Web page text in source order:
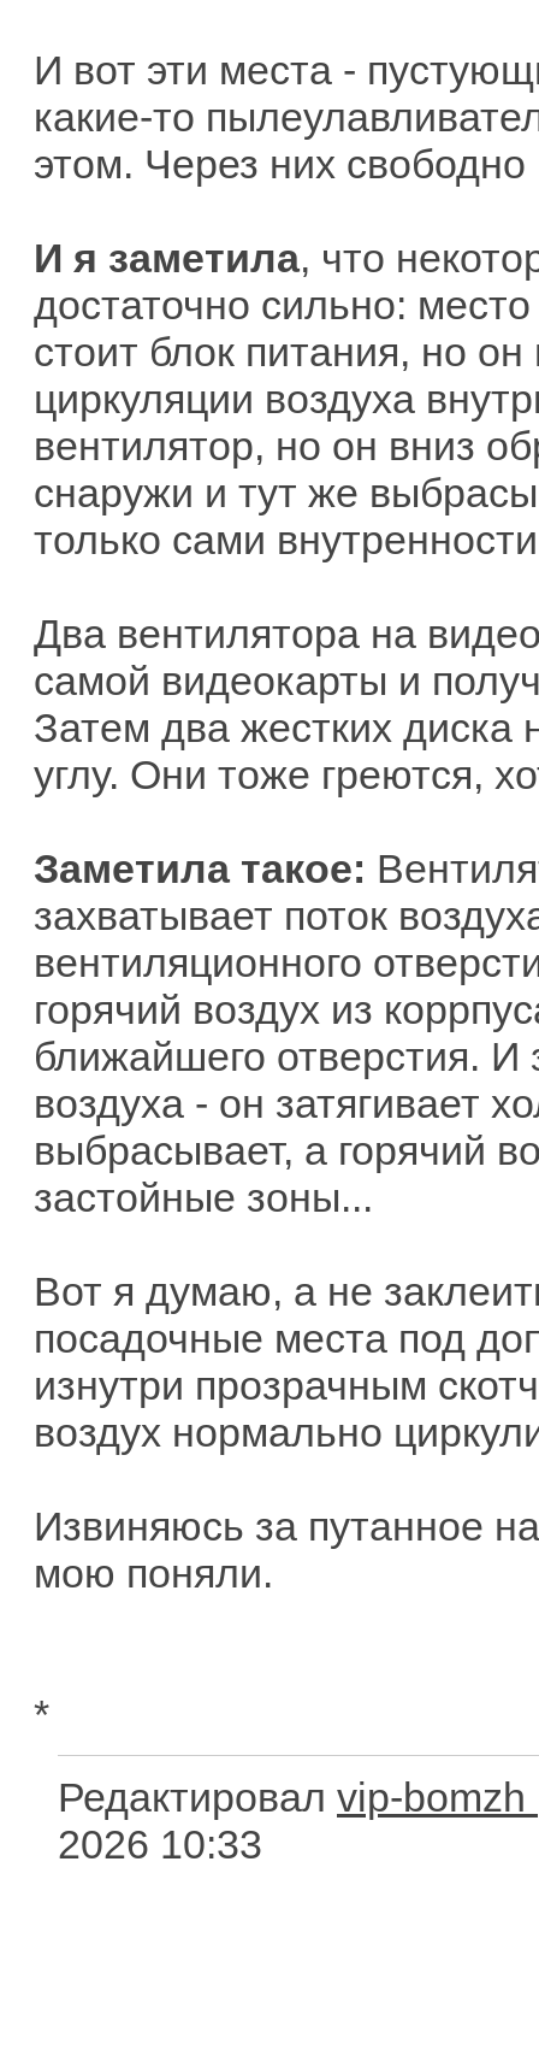
И вот эти места -
какие-то
этом. Через них свободно
И я заметила, что
достаточно сильно:
стоит блок питания, но
циркуляции воздуха
вентилятор, но он вниз
снаружи и тут же
только сами
Два вентилятора на
самой видеокарты и
Затем два жестких диска
углу. Они тоже греются,
Заметила такое:
захватывает поток
вентиляционного
горячий воздух из
ближайшего отверстия. И
воздуха - он затягивает
выбрасывает, а горячий
застойные зоны...
Вот я думаю, а не
посадочные места под
изнутри прозрачным
воздух нормально
Извиняюсь за путанное
мою поняли.
*
Редактировал vip-bomzh
2026 10:33